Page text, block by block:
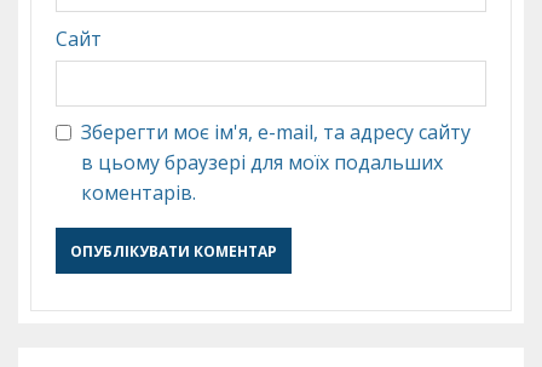
Сайт
Зберегти моє ім'я, e-mail, та адресу сайту
в цьому браузері для моїх подальших
коментарів.